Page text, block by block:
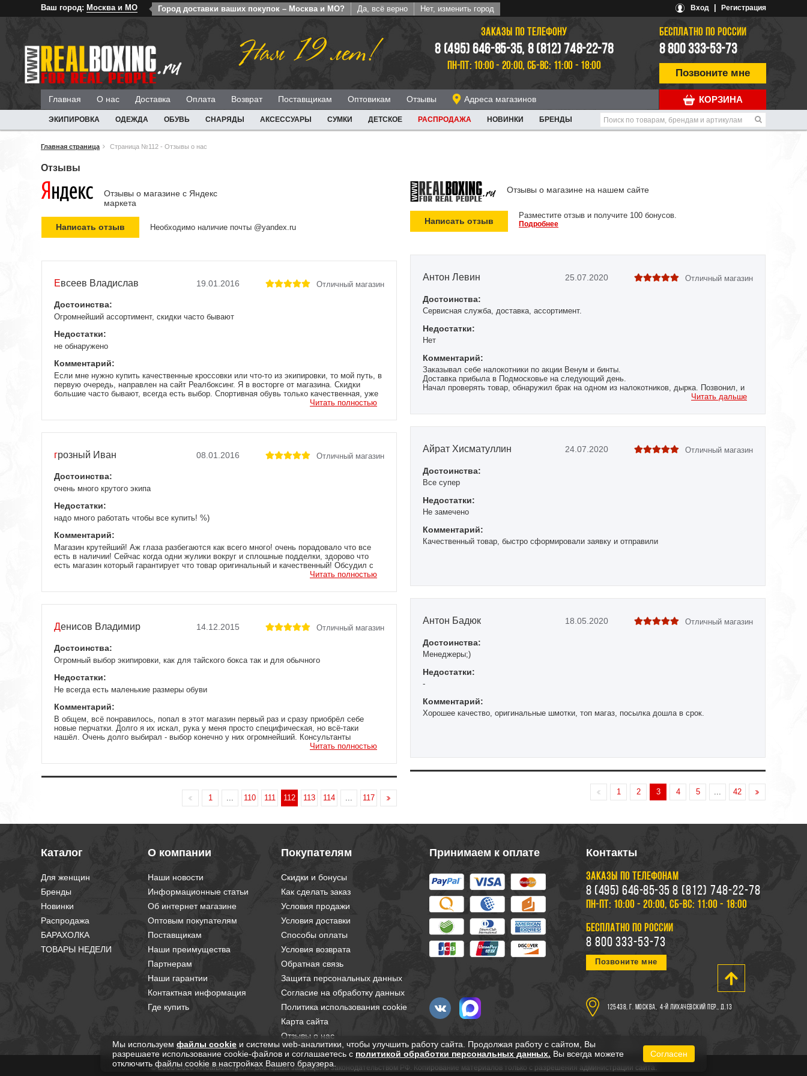
Ваш город: Москва и МО Город доставки ваших покупок – Москва и МО? Да, всё верно Нет, изменить город Вход Регистрация
Нам 19 лет! ЗАКАЗЫ ПО ТЕЛЕФОНУ
8 (495) 646-85-35, 8 (812) 748-22-78
ПН-ПТ: 10:00 - 20:00, СБ-ВС: 11:00 - 18:00
БЕСПЛАТНО ПО РОССИИ
8 800 333-53-73
Позвоните мне
КОРЗИНА
Главная О нас Доставка Оплата Возврат Поставщикам Оптовикам Отзывы Адреса магазинов
ЭКИПИРОВКА ОДЕЖДА ОБУВЬ СНАРЯДЫ АКСЕССУАРЫ СУМКИ ДЕТСКОЕ РАСПРОДАЖА НОВИНКИ БРЕНДЫ
Главная страница Страница №112 - Отзывы о нас
Отзывы
Отзывы о магазине c Яндекс
маркета
Необходимо наличие почты @yandex.ru
Евсеев Владислав 19.01.2016 Отличный магазин
Достоинства:
Огромнейший ассортимент, скидки часто бывают
Недостатки:
не обнаружено
Комментарий:
Если мне нужно купить качественные кроссовки или что-то из экипировки, то мой путь, в
первую очередь, направлен на сайт Реалбоксинг. Я в восторге от магазина. Скидки
большие часто бывают, всегда есть выбор. Спортивная обувь только качественная, уже
не раз заказывал там что-либо из экипировки и удостоверился... постоянно на
попробовать сам и получил массу положительных ответов, на которые не мог сам себе
Читать полностью
грозный Иван 08.01.2016 Отличный магазин
Достоинства:
очень много крутого экипа
Недостатки:
надо много работать чтобы все купить! %)
Комментарий:
Магазин крутейший! Аж глаза разбегаются как всего много! очень порадовало что все
есть в наличии! Сейчас когда одни жулики вокруг и сплошные подделки, здорово что
есть магазин который гарантирует что товар оригинальный и качественный! Обсудил с
менеджером что купить, парень все объяснил и подсказал,я не первый день в спорте но
курьер позвонил заранее. Товаром доволен! Магазином тоже доволен, теперь у них еще
Читать полностью
Денисов Владимир 14.12.2015 Отличный магазин
Достоинства:
Огромный выбор экипировки, как для тайского бокса так и для обычного
Недостатки:
Не всегда есть маленькие размеры обуви
Комментарий:
В общем, всё понравилось, попал в этот магазин первый раз и сразу приобрёл себе
новые перчатки. Долго я их искал, рука у меня просто специфическая, но всё-таки
нашёл. Очень долго выбирал - выбор конечно у них огромнейший. Консультанты
спокойно мне рассказывали про те перчатки, которые меня интересовали больше всего,
повезло, на сайте действовала как раз скидка на перчатки RINGSIDE GVOVE ELASTIK
даже не знал. Доволен качеством и обслуживанием, могу с уверенностью советовать
Читать полностью
1 110 111 112 113 114 117
Отзывы о магазине на нашем сайте
Написать отзыв
Разместите отзыв и получите 100 бонусов.
Подробнее
Антон Левин 25.07.2020 Отличный магазин
Достоинства:
Сервисная служба, доставка, ассортимент.
Недостатки:
Нет
Комментарий:
Заказывал себе налокотники по акции Венум и бинты.
Доставка прибыла в Подмосковье на следующий день.
Начал проверять товар, обнаружил брак на одном из налокотников, дырка. Позвонил, и
выслал фото товара на вацап. Сразу же сообщили, что на следующий день товар
Доставка выше всяких похвал, все оперативно привезли и обменяли.
Коллективу магазина огромный Респект!
Читать дальше
Айрат Хисматуллин 24.07.2020 Отличный магазин
Достоинства:
Все супер
Недостатки:
Не замечено
Комментарий:
Качественный товар, быстро сформировали заявку и отправили
Антон Бадюк 18.05.2020 Отличный магазин
Достоинства:
Менеджеры;)
Недостатки:
-
Комментарий:
Хорошее качество, оригинальные шмотки, топ магаз, посылка дошла в срок.
1 2 3 4 5 42
Каталог
Для женщин
Бренды
Новинки
Распродажа
БАРАХОЛКА
ТОВАРЫ НЕДЕЛИ
О компании
Наши новости
Информационные статьи
Об интернет магазине
Оптовым покупателям
Поставщикам
Наши преимущества
Партнерам
Наши гарантии
Контактная информация
Где купить
Покупателям
Скидки и бонусы
Как сделать заказ
Условия продажи
Условия доставки
Способы оплаты
Условия возврата
Обратная связь
Защита персональных данных
Согласие на обработку данных
Политика использования cookie
Карта сайта
Отзывы о нас
Принимаем к оплате Контакты
ЗАКАЗЫ ПО ТЕЛЕФОНАМ
8 (495) 646-85-35 8 (812) 748-22-78
ПН-ПТ: 10:00 - 20:00, СБ-ВС: 11:00 - 18:00
БЕСПЛАТНО ПО РОССИИ
8 800 333-53-73
Позвоните мне
125438, г. Москва, 4-й Лихачевский пер., д.13
© 2008-2026 «RealBoxing.ru». Все права защищены законодательством РФ. Копирование материалов только с разрешения администрации сайта.
Мы используем файлы cookie и системы web-аналитики, чтобы улучшить работу сайта. Продолжая работу с сайтом, Вы
разрешаете использование cookie-файлов и соглашаетесь с политикой обработки персональных данных. Вы всегда можете
отключить файлы cookie в настройках Вашего браузера.
Согласен